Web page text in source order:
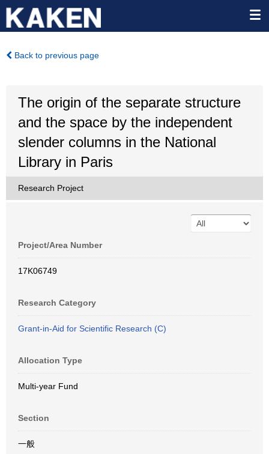
Back to previous page
The origin of the separate structure
and the space by the independent
slender columns in the National
Library in Paris
Research Project
Project/Area Number
17K06749
Research Category
Grant-in-Aid for Scientific Research (C)
Allocation Type
Multi-year Fund
Section
一般